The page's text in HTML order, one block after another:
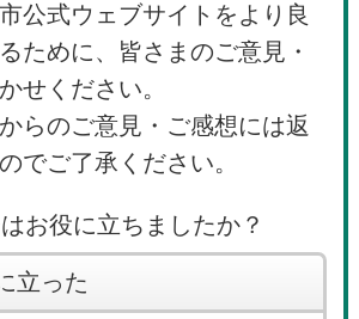
公式ウェブサイトをより良
ために、皆さまのご意見・
せください。
らのご意見・ご感想には返
でご了承ください。
お役に立ちましたか？
立った